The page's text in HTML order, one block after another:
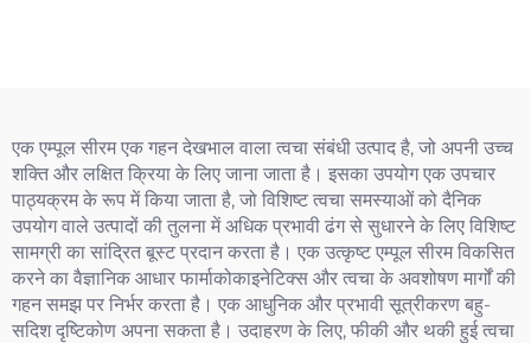
एक एम्पूल सीरम एक गहन देखभाल वाला त्वचा संबंधी उत्पाद है, जो अपनी उच्च
शक्ति और लक्षित क्रिया के लिए जाना जाता है। इसका उपयोग एक उपचार
पाठ्यक्रम के रूप में किया जाता है, जो विशिष्ट त्वचा समस्याओं को दैनिक
उपयोग वाले उत्पादों की तुलना में अधिक प्रभावी ढंग से सुधारने के लिए विशिष्ट
सामग्री का सांद्रित बूस्ट प्रदान करता है। एक उत्कृष्ट एम्पूल सीरम विकसित
करने का वैज्ञानिक आधार फार्माकोकाइनेटिक्स और त्वचा के अवशोषण मार्गों की
गहन समझ पर निर्भर करता है। एक आधुनिक और प्रभावी सूत्रीकरण बहु-
सदिश दृष्टिकोण अपना सकता है। उदाहरण के लिए, फीकी और थकी हुई त्वचा